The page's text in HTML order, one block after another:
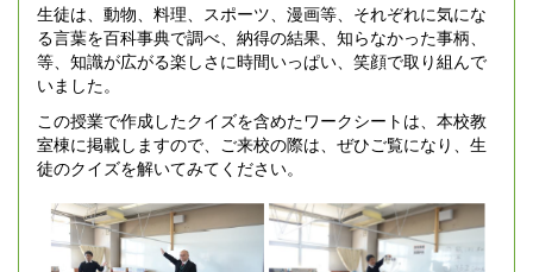
生徒は、動物、料理、スポーツ、漫画等、それぞれに気にな
る言葉を百科事典で調べ、納得の結果、知らなかった事柄、
等、知識が広がる楽しさに時間いっぱい、笑顔で取り組んで
いました。
この授業で作成したクイズを含めたワークシートは、本校教
室棟に掲載しますので、ご来校の際は、ぜひご覧になり、生
徒のクイズを解いてみてください。